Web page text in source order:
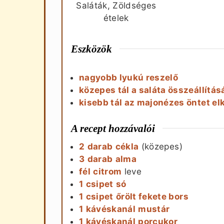
Saláták, Zöldséges
ételek
Eszközök
nagyobb lyukú reszelő
közepes tál a saláta
kisebb tál az majonézes öntet
A recept hozzávalói
2 darab cékla (közepes)
3 darab alma
fél citrom leve
1 csipet só
1 csipet őrölt fekete bors
1 kávéskanál mustár
1 kávéskanál porcukor